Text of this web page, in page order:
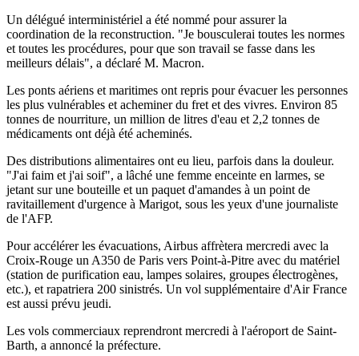
Un délégué interministériel a été nommé pour assurer la
coordination de la reconstruction. "Je bousculerai toutes les normes
et toutes les procédures, pour que son travail se fasse dans les
meilleurs délais", a déclaré M. Macron.
Les ponts aériens et maritimes ont repris pour évacuer les personnes
les plus vulnérables et acheminer du fret et des vivres. Environ 85
tonnes de nourriture, un million de litres d'eau et 2,2 tonnes de
médicaments ont déjà été acheminés.
Des distributions alimentaires ont eu lieu, parfois dans la douleur.
"J'ai faim et j'ai soif", a lâché une femme enceinte en larmes, se
jetant sur une bouteille et un paquet d'amandes à un point de
ravitaillement d'urgence à Marigot, sous les yeux d'une journaliste
de l'AFP.
Pour accélérer les évacuations, Airbus affrètera mercredi avec la
Croix-Rouge un A350 de Paris vers Point-à-Pitre avec du matériel
(station de purification eau, lampes solaires, groupes électrogènes,
etc.), et rapatriera 200 sinistrés. Un vol supplémentaire d'Air France
est aussi prévu jeudi.
Les vols commerciaux reprendront mercredi à l'aéroport de Saint-
Barth, a annoncé la préfecture.